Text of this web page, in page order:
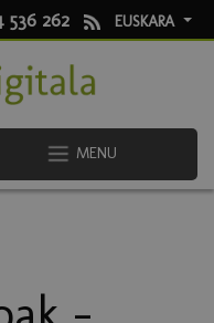
536 262 EUSKARA
MENU